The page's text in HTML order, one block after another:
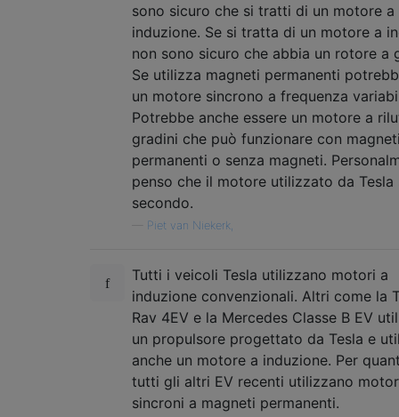
sono sicuro che si tratti di un motore a
induzione. Se si tratta di un motore a
non sono sicuro che abbia un rotore a
Se utilizza magneti permanenti
un motore sincrono a frequenza
Potrebbe anche essere un motore a
gradini che può funzionare con
permanenti o senza magneti.
penso che il motore utilizzato da Tesla
secondo.
Piet van Niekerk,
Tutti i veicoli Tesla utilizzano motori a
induzione convenzionali. Altri come la
Rav 4EV e la Mercedes Classe B EV
un propulsore progettato da Tesla e
anche un motore a induzione. Per
tutti gli altri EV recenti utilizzano
sincroni a magneti permanenti.